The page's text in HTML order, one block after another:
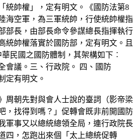
統帥權」，定有明文。《國防法第8
海空軍，為三軍統帥，行使統帥權指
部長，由部長命令參謀總長指揮執行
統帥權落實於國防部，定有明文。且
民國之國防體制，其架構如下︰
會議。三、行政院。 四、國防
定有明文。
周朝先對與會人士說的臺詞（影帝梁
，找得到嗎？」促轉會既非前開國防
軍事又以總統總領全局，連行政院長
四，怎跑出來個「太上總統促轉